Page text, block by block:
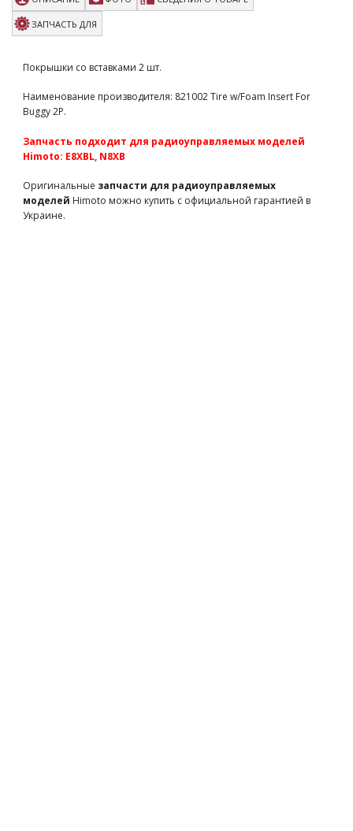
Диски белые шоссейные 2 шт. (82827W запчасти для
радиоуправляемых моделей Himoto)
82827W 129 грн
Вставки пороллоновые в покрышки для шоссейных
моделей Himoto)
82831 43 грн
2p
TM505252BK 3750 грн
Team Magic E5 Mounted Tire 2p
TM510136 2300 грн есть в наличии
ЗАПЧАСТЬ ДЛЯ
Покрышки со вставками 2 шт.
Наименование производителя: 821002 Tire w/Foam Insert For
Buggy 2P.
Запчасть подходит для радиоуправляемых моделей
Himoto: E8XBL, N8XB
Оригинальные запчасти для радиоуправляемых
моделей Himoto можно купить с официальной гарантией в
Украине.